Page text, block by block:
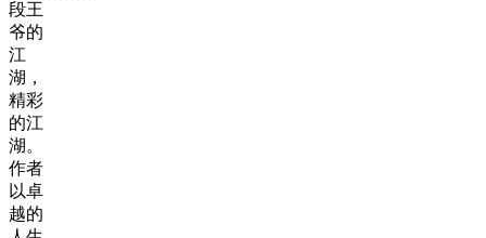
段王
爷的
江
湖，
精彩
的江
湖。
作者
以卓
越的